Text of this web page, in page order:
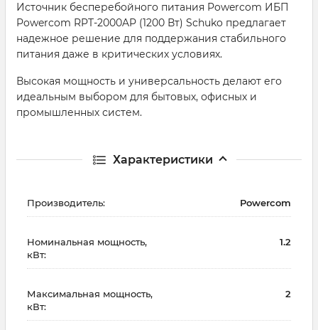
Источник бесперебойного питания Powercom ИБП
Powercom RPT-2000AP (1200 Вт) Schuko предлагает
надежное решение для поддержания стабильного
питания даже в критических условиях.
Высокая мощность и универсальность делают его
идеальным выбором для бытовых, офисных и
промышленных систем.
Характеристики
Производитель: Powercom
Номинальная мощность,
кВт:
1.2
Максимальная мощность,
кВт:
2